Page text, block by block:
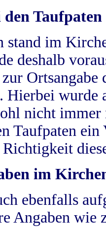
Taufpaten
stand im
deshalb
Hierbei wurde
nicht
Taufpaten
im
ebenfalls
Angaben wie